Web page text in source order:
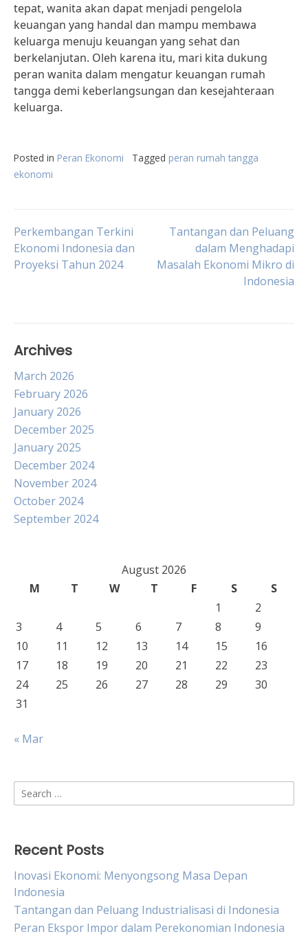
tepat, wanita akan dapat menjadi pengelola
keuangan yang handal dan mampu membawa
keluarga menuju keuangan yang sehat dan
berkelanjutan. Oleh karena itu, mari kita dukung
peran wanita dalam mengatur keuangan rumah
tangga demi keberlangsungan dan kesejahteraan
keluarga.
Posted in Peran Ekonomi Tagged peran rumah tangga
ekonomi
Post
navigation
Perkembangan Terkini
Ekonomi Indonesia dan
Proyeksi Tahun 2024
Tantangan dan Peluang
dalam Menghadapi
Masalah Ekonomi Mikro di
Indonesia
Archives
March 2026
February 2026
January 2026
December 2025
January 2025
December 2024
November 2024
October 2024
September 2024
August 2026
M
T W T F S
S
1
2
3
4 5 6 7 8
9
10
11 12 13 14 15
16
17
18 19 20 21 22
23
24
25 26 27 28 29
30
31
« Mar
Search
for:
Recent Posts
Inovasi Ekonomi: Menyongsong Masa Depan
Indonesia
Tantangan dan Peluang Industrialisasi di Indonesia
Peran Ekspor Impor dalam Perekonomian Indonesia